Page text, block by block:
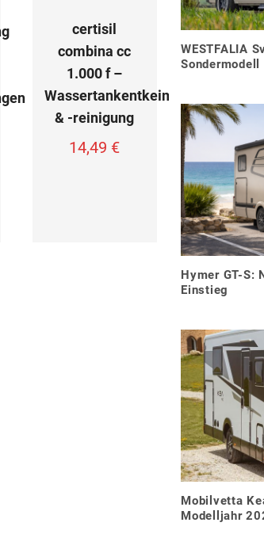
certisil
combina cc
1.000 f –
Wassertankentkeimung
& -reinigung
14,49 €
WESTFALIA
Hymer GT-S:
Einstieg
Mobilvetta
Modelljahr